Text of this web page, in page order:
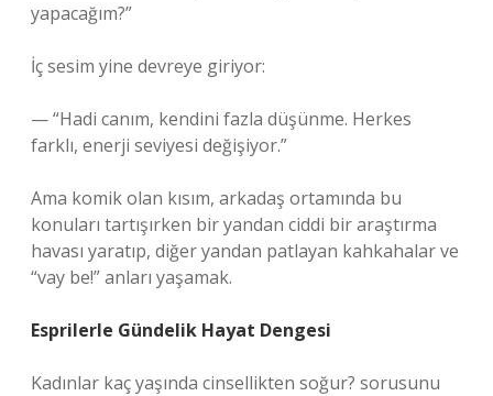
yapacağım?”
İç sesim yine devreye giriyor:
— “Hadi canım, kendini fazla düşünme. Herkes
farklı, enerji seviyesi değişiyor.”
Ama komik olan kısım, arkadaş ortamında bu
konuları tartışırken bir yandan ciddi bir araştırma
havası yaratıp, diğer yandan patlayan kahkahalar ve
“vay be!” anları yaşamak.
Esprilerle Gündelik Hayat Dengesi
Kadınlar kaç yaşında cinsellikten soğur? sorusunu